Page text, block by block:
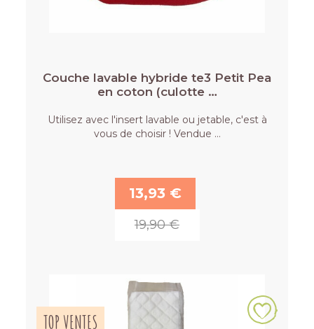
Couche lavable hybride te3 Petit Pea
en coton (culotte …
Utilisez avec l'insert lavable ou jetable, c'est à
vous de choisir ! Vendue …
13,93 €
19,90 €
TOP VENTES